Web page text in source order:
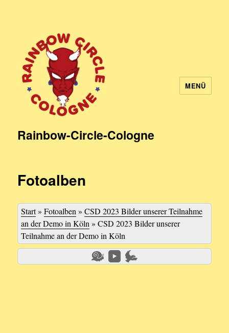
Rainbow-Circle-Cologne
MENÜ
Fotoalben
Start»Fotoalben »CSD 2023 Bilder unserer Teilnahme
an der Demo in Köln »CSD 2023 Bilder unserer
Teilnahme an der Demo in Köln